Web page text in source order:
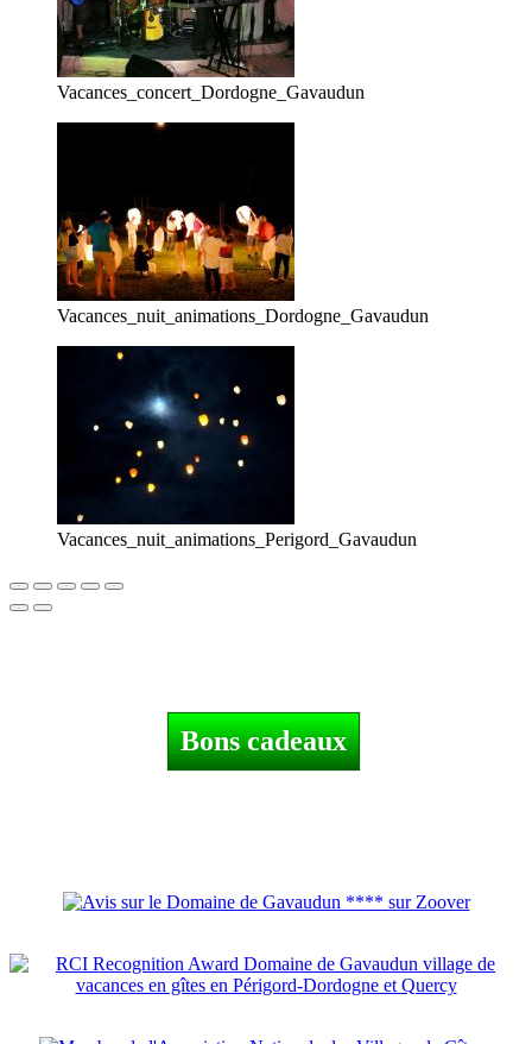
Vacances_concert_Dordogne_Gavaudun
Vacances_nuit_animations_Dordogne_Gavaudun
Vacances_nuit_animations_Perigord_Gavaudun